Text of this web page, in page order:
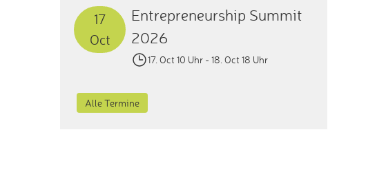
17
Oct
Entrepreneurship Summit
2026
17. Oct 10 Uhr - 18. Oct 18 Uhr
Alle Termine